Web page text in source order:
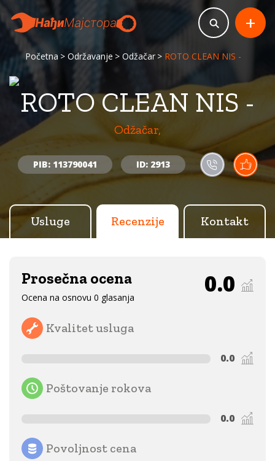
Početna Održavanje Odžačar ROTO CLEAN NIS -
ROTO CLEAN NIS -
Odžačar,
PIB: 113790041 ID: 2913
+
Usluge Recenzije Kontakt
Prosečna ocena
Ocena na osnovu 0 glasanja 0.0
Kvalitet usluga
0.0
Poštovanje rokova
0.0
Povoljnost cena